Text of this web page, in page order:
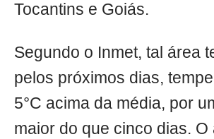
Tocantins e Goiás.
Segundo o Inmet, tal área
pelos próximos dias,
5°C acima da média, por
maior do que cinco dias. O